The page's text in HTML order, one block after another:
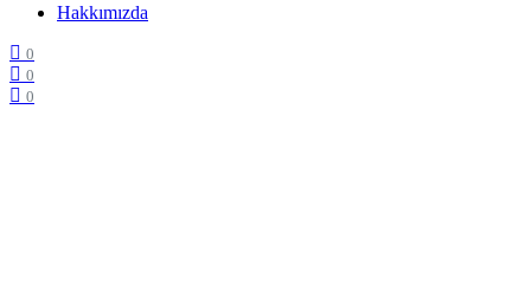
Hakkımızda
0
0
0